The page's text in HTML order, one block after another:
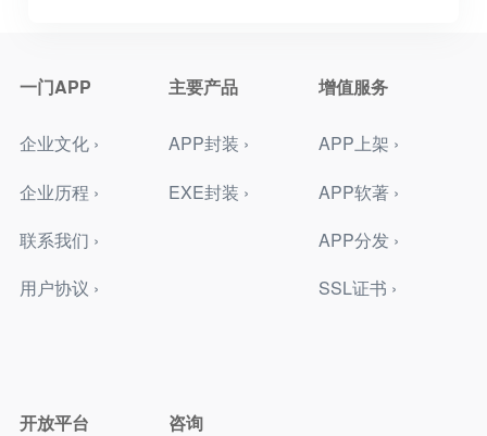
一门APP
企业文化 ›
企业历程 ›
联系我们 ›
用户协议 ›
主要产品
APP封装 ›
EXE封装 ›
增值服务
APP上架 ›
APP软著 ›
APP分发 ›
SSL证书 ›
开放平台 咨询